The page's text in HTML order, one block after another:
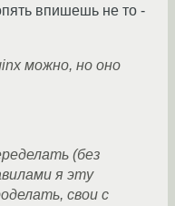
впишешь не то -
можно, но оно
(без
я эту
свои с